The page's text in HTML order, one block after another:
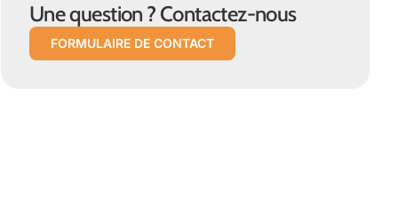
Une question ? Contactez-nous
FORMULAIRE DE CONTACT